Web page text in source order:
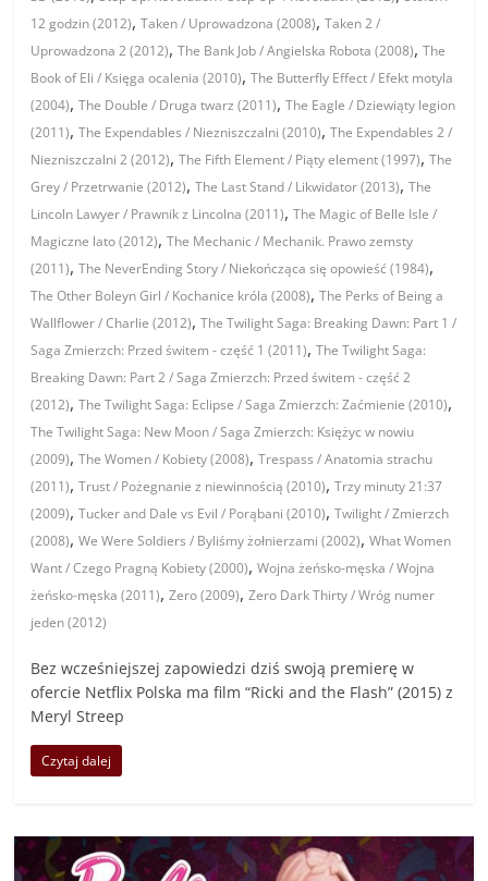
12 godzin (2012),Taken / Uprowadzona (2008),Taken 2 /
Uprowadzona 2 (2012),The Bank Job / Angielska Robota (2008),The
Book of Eli / Księga ocalenia (2010),The Butterfly Effect / Efekt motyla
(2004),The Double / Druga twarz (2011),The Eagle / Dziewiąty legion
(2011),The Expendables / Niezniszczalni (2010),The Expendables 2 /
Niezniszczalni 2 (2012),The Fifth Element / Piąty element (1997),The
Grey / Przetrwanie (2012),The Last Stand / Likwidator (2013),The
Lincoln Lawyer / Prawnik z Lincolna (2011),The Magic of Belle Isle /
Magiczne lato (2012),The Mechanic / Mechanik. Prawo zemsty
(2011),The NeverEnding Story / Niekończąca się opowieść (1984),
The Other Boleyn Girl / Kochanice króla (2008),The Perks of Being a
Wallflower / Charlie (2012),The Twilight Saga: Breaking Dawn: Part 1 /
Saga Zmierzch: Przed świtem - część 1 (2011),The Twilight Saga:
Breaking Dawn: Part 2 / Saga Zmierzch: Przed świtem - część 2
(2012),The Twilight Saga: Eclipse / Saga Zmierzch: Zaćmienie (2010),
The Twilight Saga: New Moon / Saga Zmierzch: Księżyc w nowiu
(2009),The Women / Kobiety (2008),Trespass / Anatomia strachu
(2011),Trust / Pożegnanie z niewinnością (2010),Trzy minuty 21:37
(2009),Tucker and Dale vs Evil / Porąbani (2010),Twilight / Zmierzch
(2008),We Were Soldiers / Byliśmy żołnierzami (2002),What Women
Want / Czego Pragną Kobiety (2000),Wojna żeńsko-męska / Wojna
żeńsko-męska (2011),Zero (2009),Zero Dark Thirty / Wróg numer
jeden (2012)
Bez wcześniejszej zapowiedzi dziś swoją premierę w
ofercie Netflix Polska ma film “Ricki and the Flash” (2015) z
Meryl Streep
Czytaj dalej